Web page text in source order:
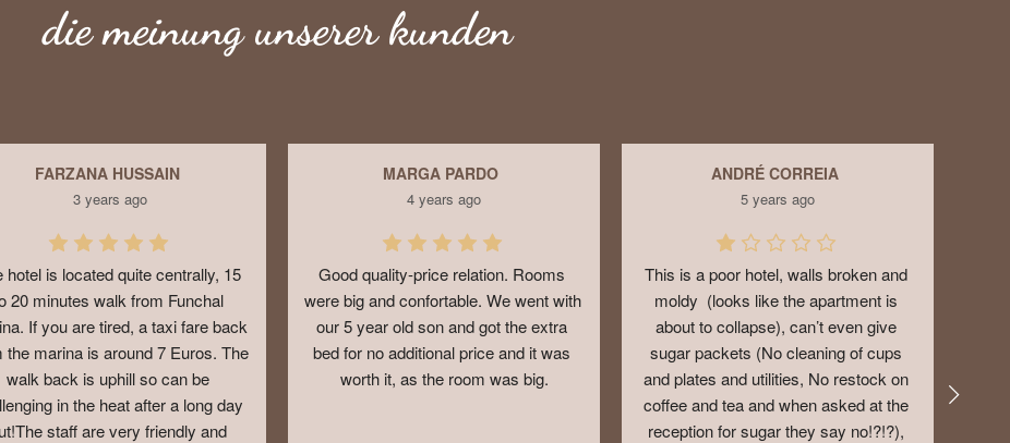
die meinung unserer kunden
FARZANA HUSSAIN
3 years ago
hotel is located quite centrally, 15
20 minutes walk from Funchal
If you are tired, a taxi fare back
the marina is around 7 Euros. The
walk back is uphill so can be
in the heat after a long day
staff are very friendly and
MARGA PARDO
4 years ago
Good quality-price relation. Rooms
were big and confortable. We went with
our 5 year old son and got the extra
bed for no additional price and it was
worth it, as the room was big.
ANDRÉ CORREIA
5 years ago
This is a poor hotel, walls broken and
moldy  (looks like the apartment is
about to collapse), can’t even give
sugar packets (No cleaning of cups
and plates and utilities, No restock on
coffee and tea and when asked at the
reception for sugar they say no!?!?),